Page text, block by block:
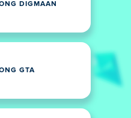
DIGMAAN
GTA